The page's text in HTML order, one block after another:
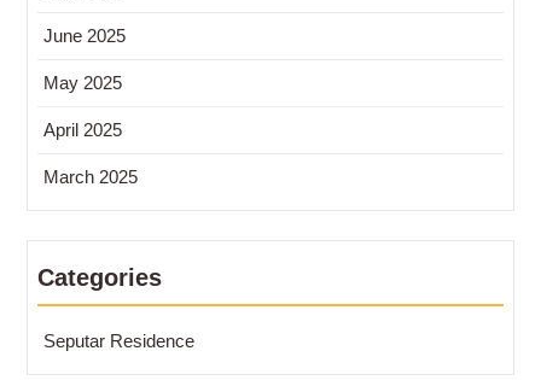
June 2025
May 2025
April 2025
March 2025
Categories
Seputar Residence